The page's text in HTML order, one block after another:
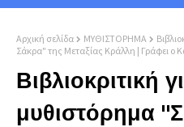
Αρχική σελίδα ΜΥΘΙΣΤΟΡΗΜΑ
Σάκρα" της Μεταξίας Κράλλη | Γράφει ο
Βιβλιοκριτική
μυθιστόρημα